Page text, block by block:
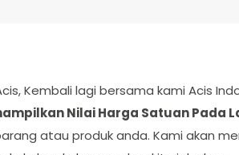
Kembali lagi bersama kami Acis
Nilai Harga Satuan Pada
atau produk anda. Kami akan